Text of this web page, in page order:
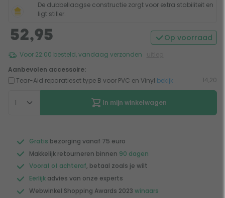
De dubbellaagse constructie zorgt voor extra stabiliteit en
ligt stiller.
52,95 Op voorraad
Voor 22:00 besteld, vandaag verzonden
Aanbevolen accessoire:
Tear-Aid reparatieset type B voor PVC en Vinyl bekijk 14,20
In mijn winkelwagen
Gratis bezorging vanaf 75 euro
Makkelijk retourneren binnen 90 dagen
Vooraf of achteraf, betaal zoals je wilt
Eerlijk advies van onze experts
Webwinkel Shopping Awards 2023 winaars